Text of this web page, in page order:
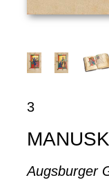
3
Augsburger